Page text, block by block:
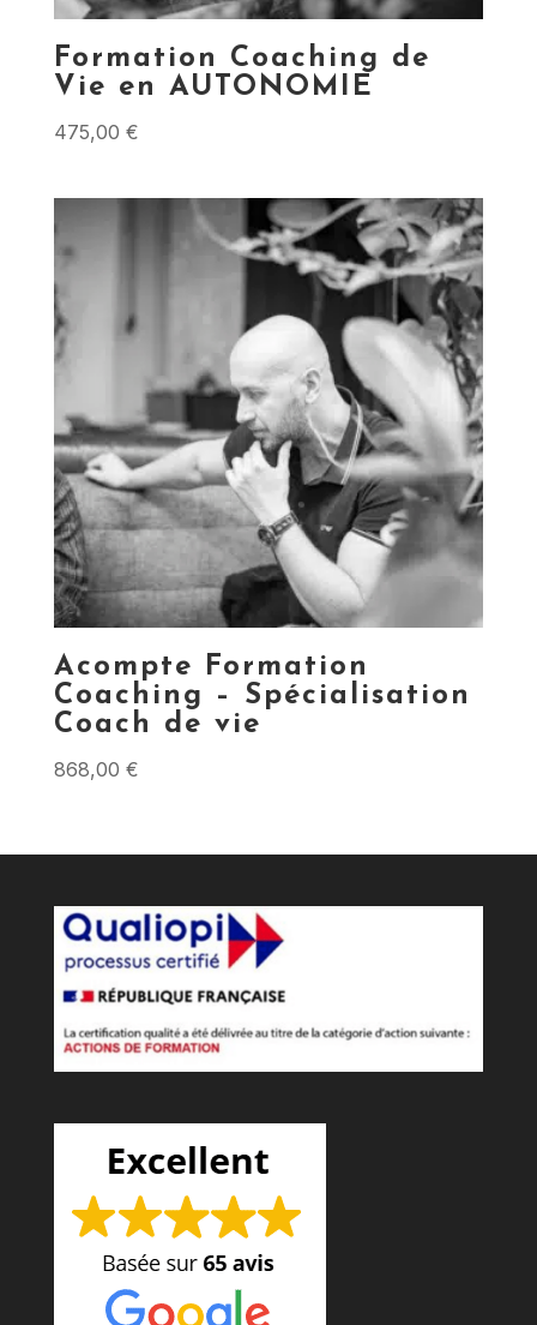
Formation Coaching de
Vie en AUTONOMIE
475,00 €
Acompte Formation
Coaching – Spécialisation
Coach de vie
868,00 €